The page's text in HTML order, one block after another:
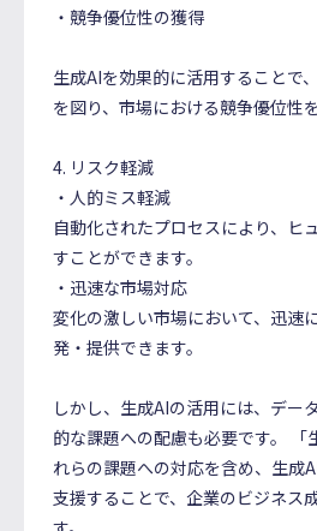
・競争優位性の獲得
生成AIを効果的に活用することで
を図り、市場における競争優位性
4. リスク軽減
・人的ミス軽減
自動化されたプロセスにより、ヒ
すことができます。
・迅速な市場対応
変化の激しい市場において、迅速
発・提供できます。
しかし、生成AIの活用には、デー
的な課題への配慮も必要です。 「
れらの課題への対応を含め、生成
支援することで、企業のビジネス